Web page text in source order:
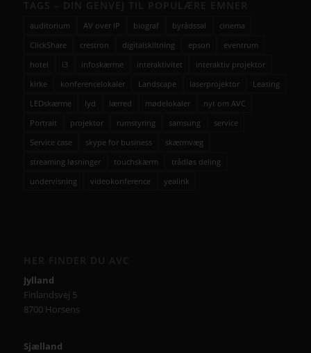
auditorium AV over IP biograf byrådssal
cinema
ClickShare
crestron digitalskiltning epson
eventrum
hotel
i3 infoskærme interaktivitet
interaktiv projektor
kirke
konferencelokaler Landscape laserprojektor
Leasing
LEDskærme
lyd lærred mødelokaler
nyt om AVC
Portrait
projektor rumstyring samsung
service
Service case
skype for business
skærmvæg
streaming løsninger
touchskærm
trådløs deling
undervisning
videokonference yealink
Jylland
Finlandsvej 5
8700 Horsens
Sjælland